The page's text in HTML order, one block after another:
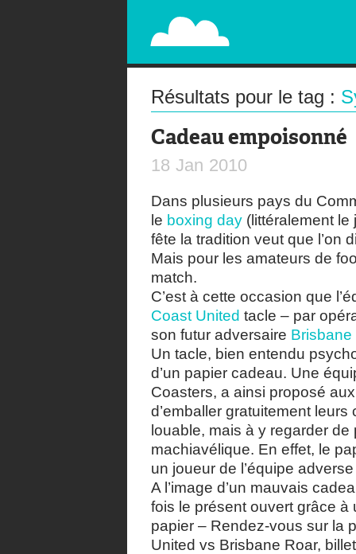
PAPERPLANE
STREET, AMBIENT, GUÉRILLA MARKETING
Résultats pour le tag :
Cadeau empoisonné
18 Jan 2010
Dans plusieurs pays du
le boxing day (littéralement
fête la tradition veut que l’on
Mais pour les amateurs de
match.
C’est à cette occasion que
Coast United tacle – par
son futur adversaire Brisbane
Un tacle, bien entendu
d’un papier cadeau. Une
Coasters, a ainsi proposé
d’emballer gratuitement
louable, mais à y regarder de
machiavélique. En effet, le
un joueur de l’équipe
A l’image d’un mauvais
fois le présent ouvert grâce
papier – Rendez-vous sur la
United vs Brisbane Roar,